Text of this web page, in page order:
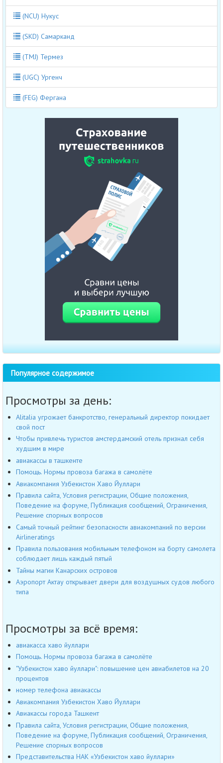
(NCU) Нукус
(SKD) Самарканд
(TMJ) Термез
(UGC) Ургенч
(FEG) Фергана
Популярное содержимое
Просмотры за день:
Alitalia угрожает банкротство, генеральный директор покидает
свой пост
Чтобы привлечь туристов амстердамский отель признал себя
худшим в мире
авиакассы в ташкенте
Помощь. Нормы провоза багажа в самолёте
Авиакомпания Узбекистон Хаво Йуллари
Правила сайта, Условия регистрации, Общие положения,
Поведение на форуме, Публикация сообщений, Ограничения,
Решение спорных вопросов
Самый точный рейтинг безопасности авиакомпаний по версии
Airlineratings
Правила пользования мобильным телефоном на борту самолета
соблюдает лишь каждый пятый
Тайны магии Канарских островов
Аэропорт Актау открывает двери для воздушных судов любого
типа
Просмотры за всё время:
авиакасса хаво йуллари
Помощь. Нормы провоза багажа в самолёте
"Узбекистон хаво йуллари": повышение цен авиабилетов на 20
процентов
номер телефона авиакассы
Авиакомпания Узбекистон Хаво Йуллари
Авиакассы города Ташкент
Правила сайта, Условия регистрации, Общие положения,
Поведение на форуме, Публикация сообщений, Ограничения,
Решение спорных вопросов
Представительства НАК «Узбекистон хаво йуллари»